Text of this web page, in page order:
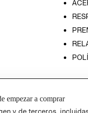
empezar a comprar